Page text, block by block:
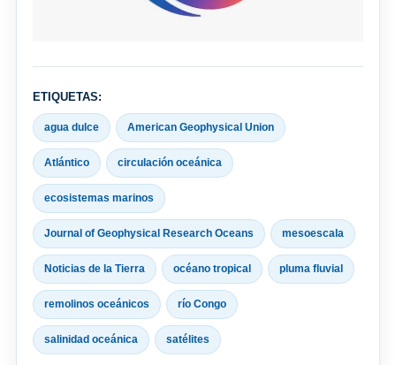
ETIQUETAS:
agua dulce American Geophysical Union
Atlántico circulación oceánica
ecosistemas marinos
Journal of Geophysical Research Oceans mesoescala
Noticias de la Tierra océano tropical pluma fluvial
remolinos oceánicos río Congo
salinidad oceánica satélites